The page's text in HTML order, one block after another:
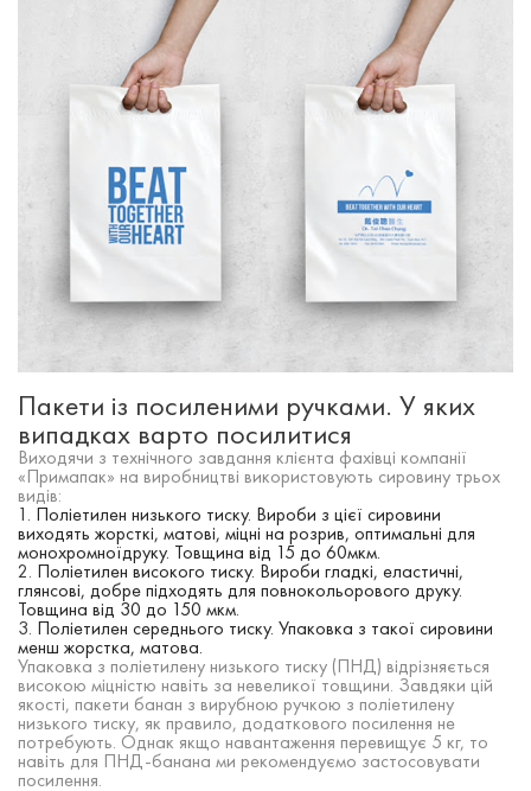
Пакети із посиленими ручками. У яких
випадках варто посилитися
Виходячи з технічного завдання клієнта фахівці компанії
«Примапак» на виробництві використовують сировину трьох
видів:
Поліетилен низького тиску. Вироби з цієї сировини
виходять жорсткі, матові, міцні на розрив, оптимальні для
монохромноїдруку. Товщина від 15 до 60мкм.
Поліетилен високого тиску. Вироби гладкі, еластичні,
глянсові, добре підходять для повнокольорового друку.
Товщина від 30 до 150 мкм.
Поліетилен середнього тиску. Упаковка з такої сировини
менш жорстка, матова.
Упаковка з поліетилену низького тиску (ПНД) відрізняється
високою міцністю навіть за невеликої товщини. Завдяки цій
якості, пакети банан з вирубною ручкою з поліетилену
низького тиску, як правило, додаткового посилення не
потребують. Однак якщо навантаження перевищує 5 кг, то
навіть для ПНД-банана ми рекомендуємо застосовувати
посилення.